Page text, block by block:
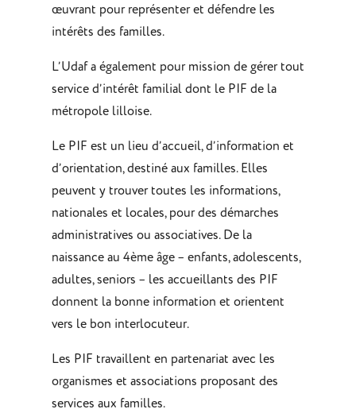
œuvrant pour représenter et défendre les
intérêts des familles.
L’Udaf a également pour mission de gérer tout
service d’intérêt familial dont le PIF de la
métropole lilloise.
Le PIF est un lieu d’accueil, d’information et
d’orientation, destiné aux familles. Elles
peuvent y trouver toutes les informations,
nationales et locales, pour des démarches
administratives ou associatives. De la
naissance au 4ème âge – enfants, adolescents,
adultes, seniors – les accueillants des PIF
donnent la bonne information et orientent
vers le bon interlocuteur.
Les PIF travaillent en partenariat avec les
organismes et associations proposant des
services aux familles.